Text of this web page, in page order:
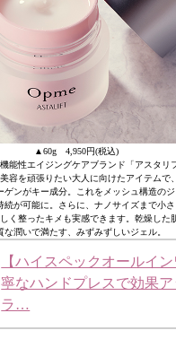
▲60g 4,950円(税込)
能性エイジングケアブランド「アスタリ
容を頑張りたい大人に向けたアイテムで
ゲンがキー成分。これをメッシュ構造の
続が可能に。さらに、ナノサイズまで小
く整ったキメも実感できます。乾燥した
な潤いで満たす、みずみずしいジェル。
【ハイスペックオールイ
寧なハンドプレスで効果
ラ…